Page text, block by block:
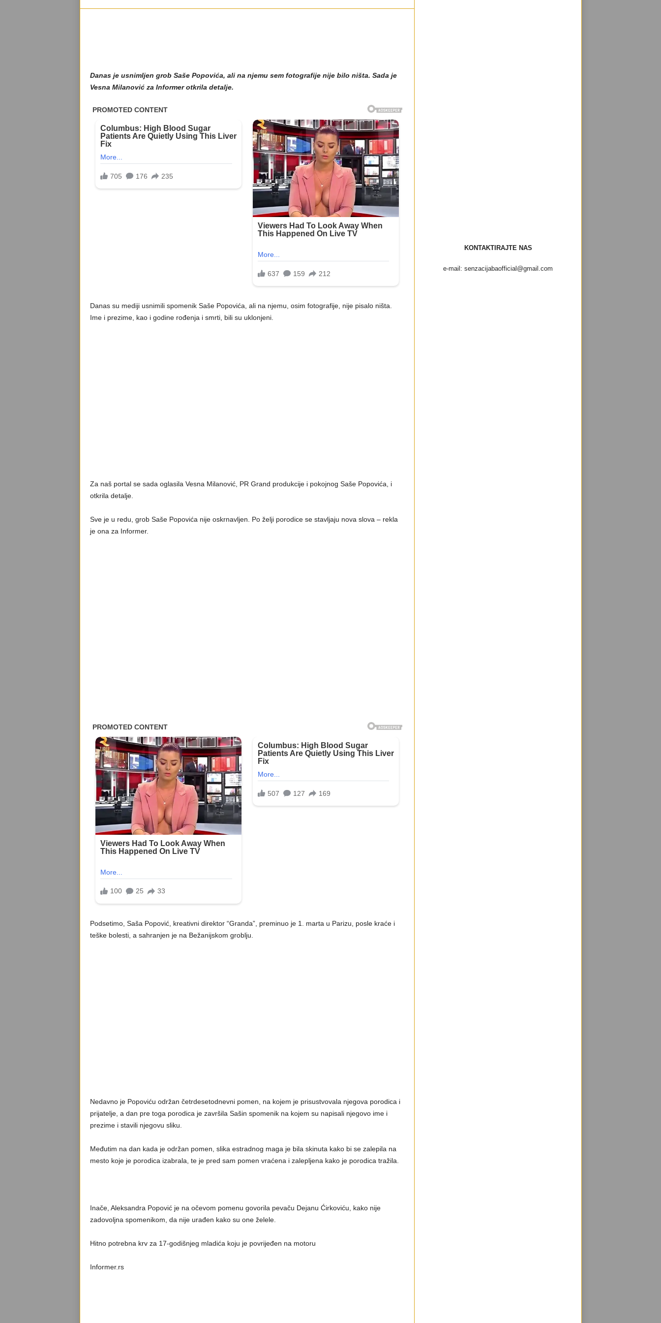
Danas je usnimljen grob Saše Popovića, ali na njemu sem fotografije nije bilo ništa. Sada je
Vesna Milanović za Informer otkrila detalje.
Danas su mediji usnimili spomenik Saše Popovića, ali na njemu, osim fotografije, nije pisalo ništa.
Ime i prezime, kao i godine rođenja i smrti, bili su uklonjeni.
Za naš portal se sada oglasila Vesna Milanović, PR Grand produkcije i pokojnog Saše Popovića, i
otkrila detalje.
Sve je u redu, grob Saše Popovića nije oskrnavljen. Po želji porodice se stavljaju nova slova – rekla
je ona za Informer.
Podsetimo, Saša Popović, kreativni direktor “Granda”, preminuo je 1. marta u Parizu, posle kraće i
teške bolesti, a sahranjen je na Bežanijskom groblju.
Nedavno je Popoviću održan četrdesetodnevni pomen, na kojem je prisustvovala njegova porodica i
prijatelje, a dan pre toga porodica je završila Sašin spomenik na kojem su napisali njegovo ime i
prezime i stavili njegovu sliku.
Međutim na dan kada je održan pomen, slika estradnog maga je bila skinuta kako bi se zalepila na
mesto koje je porodica izabrala, te je pred sam pomen vraćena i zalepljena kako je porodica tražila.
Inače, Aleksandra Popović je na očevom pomenu govorila pevaču Dejanu Ćirkoviću, kako nije
zadovoljna spomenikom, da nije urađen kako su one želele.
Hitno potrebna krv za 17-godišnjeg mladića koju je povrijeđen na motoru
Informer.rs
KONTAKTIRAJTE NAS
e-mail: senzacijabaofficial@gmail.com